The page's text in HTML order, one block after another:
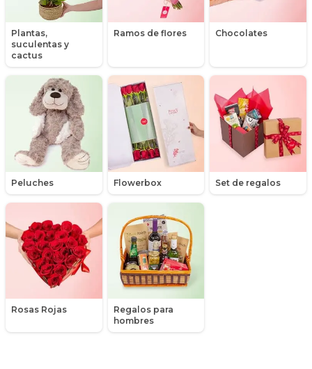
Plantas,
suculentas y
cactus
Ramos de flores Chocolates
Peluches Flowerbox Set de regalos
Rosas Rojas
Regalos para
hombres
Libros
Maules
Mensajes
Minirosas
Nacimiento de niños
Nacimientos
Nacimientos de niñas
Packs de productos
Peluches
Peonias